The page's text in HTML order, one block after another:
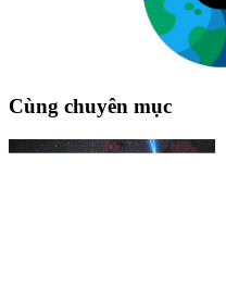
Cùng chuyên mục